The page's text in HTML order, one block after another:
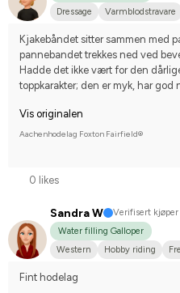
Dressage
Varmblodstravare
Kjakebåndet sitter sammen med
pannebandet trekkes ned ved
Hadde det ikke vært for den
toppkarakter; den er myk, har god
Vis originalen
Aachenhodelag Foxton Fairfield®
0 likes
Sandra W
Verifisert kjøper
Water filling Galloper
Western
Hobby riding
Fint hodelag